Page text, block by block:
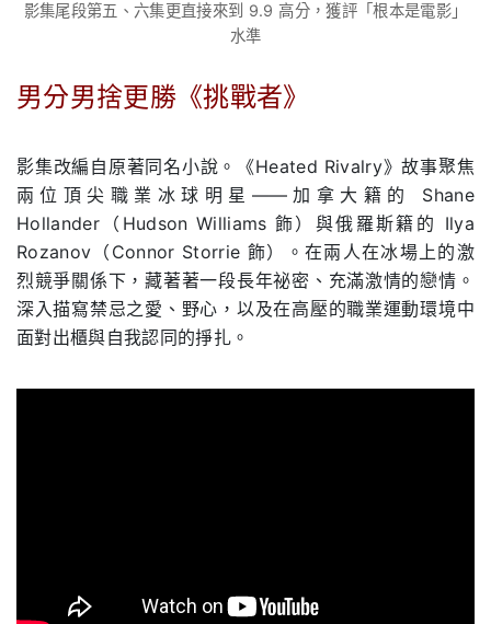
影集尾段第五、六集更直接來到 9.9 高分，獲評「根本是電影」
水準
男分男捨更勝《挑戰者》
影集改編自原著同名小說。《Heated Rivalry》故事聚焦
兩位頂尖職業冰球明星——加拿大籍的 Shane
Hollander（Hudson Williams 飾）與俄羅斯籍的 Ilya
Rozanov（Connor Storrie 飾）。在兩人在冰場上的激
烈競爭關係下，藏著著一段長年祕密、充滿激情的戀情。
深入描寫禁忌之愛、野心，以及在高壓的職業運動環境中
面對出櫃與自我認同的掙扎。